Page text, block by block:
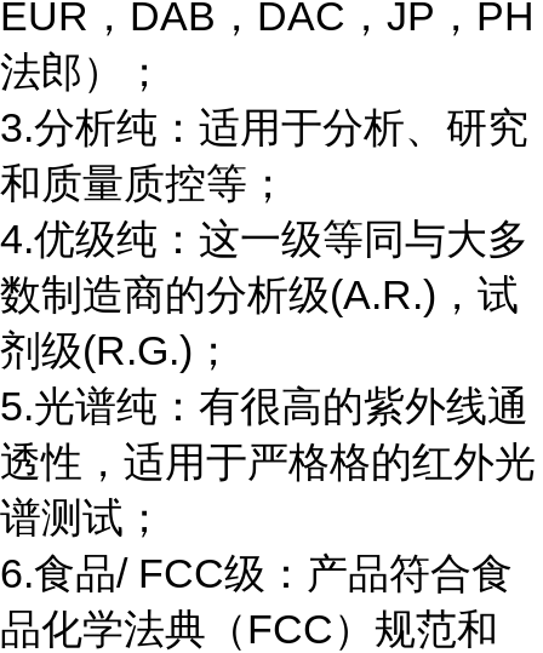
EUR，DAB，DAC，JP，PH
法郎）；
3.分析纯：适用于分析、研究
和质量质控等；
4.优级纯：这一级等同与大多
数制造商的分析级(A.R.)，试
剂级(R.G.)；
5.光谱纯：有很高的紫外线通
透性，适用于严格格的红外光
谱测试；
6.食品/ FCC级：产品符合食
品化学法典（FCC）规范和